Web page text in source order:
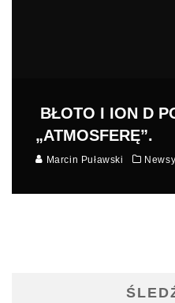
BŁOTO I ION D
„ATMOSFERĘ”.
Marcin Puławski Newsy